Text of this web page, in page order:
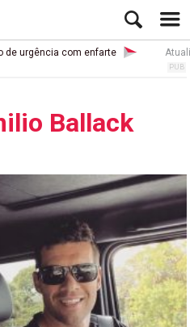
de urgência com enfarte
Ballack